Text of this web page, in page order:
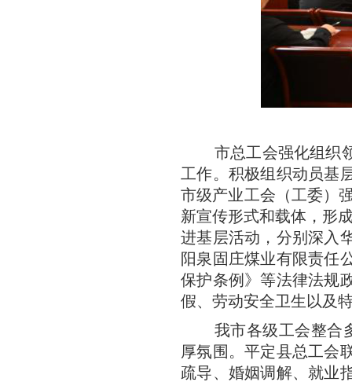
市总工会强化组织
工作。积极组织动员基
市级产业工会（工委）
新宣传形式和载体，形
进基层活动，分别深入
阳泉固庄煤业有限责任
保护条例》等法律法规
假、劳动安全卫生以及
我市各级工会整合
厚氛围。平定县总工会
疏导、婚姻调解、就业